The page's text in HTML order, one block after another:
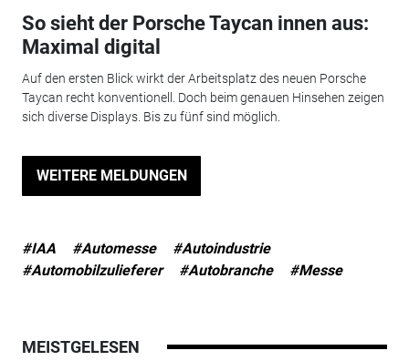
So sieht der Porsche Taycan innen aus:
Maximal digital
Auf den ersten Blick wirkt der Arbeitsplatz des neuen Porsche
Taycan recht konventionell. Doch beim genauen Hinsehen zeigen
sich diverse Displays. Bis zu fünf sind möglich.
WEITERE MELDUNGEN
#IAA #Automesse
#Autoindustrie
#Automobilzulieferer
#Autobranche #Messe
MEISTGELESEN